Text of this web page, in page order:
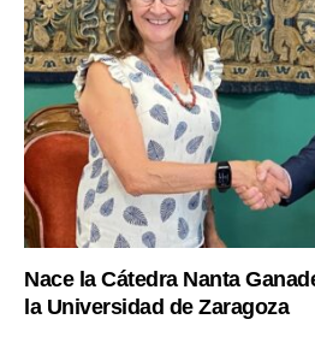
Nace la Cátedra Nanta
la Universidad de Zaragoza